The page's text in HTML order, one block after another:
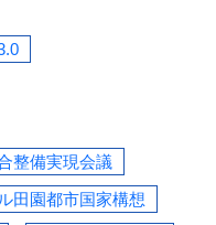
整備実現会議
田園都市国家構想